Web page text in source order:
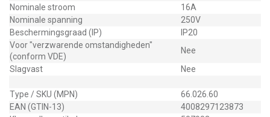
Nominale stroom
16A
Nominale spanning
250V
Beschermingsgraad (IP)
IP20
Voor "verzwarende omstandigheden"
(conform VDE)
Nee
Slagvast
Nee
Type / SKU (MPN)
66.026.60
EAN (GTIN-13)
4008297123873